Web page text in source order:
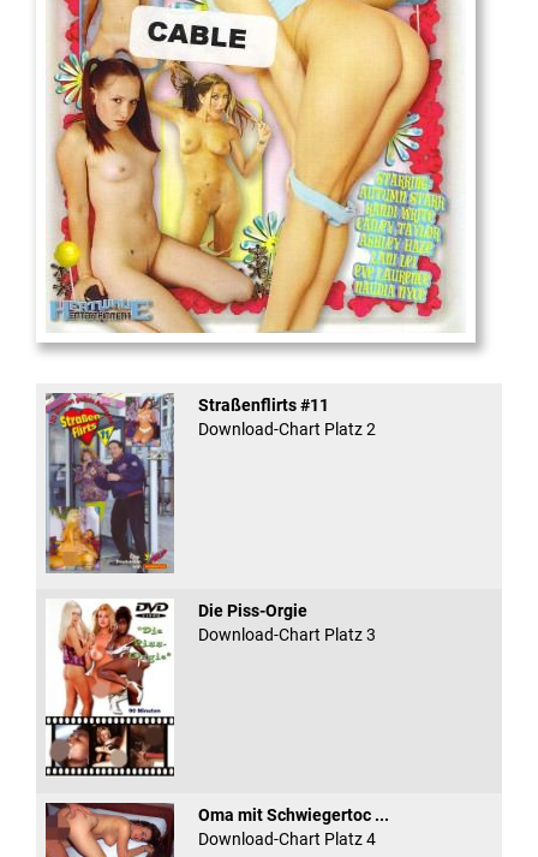
And Confused #8 - ...
Straßenflirts #11
Download-Chart Platz 2
Die Piss-Orgie
Download-Chart Platz 3
Oma mit Schwiegertoc ...
Download-Chart Platz 4